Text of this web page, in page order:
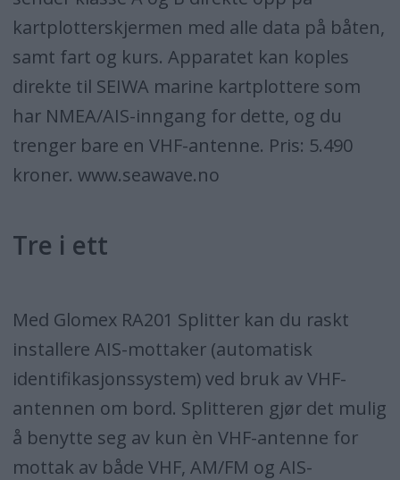
kartplotterskjermen med alle data på båten,
samt fart og kurs. Apparatet kan koples
direkte til SEIWA marine kartplottere som
har NMEA/AIS-inngang for dette, og du
trenger bare en VHF-antenne. Pris: 5.490
kroner. www.seawave.no
Tre i ett
Med Glomex RA201 Splitter kan du raskt
installere AIS-mottaker (automatisk
identifikasjonssystem) ved bruk av VHF-
antennen om bord. Splitteren gjør det mulig
å benytte seg av kun èn VHF-antenne for
mottak av både VHF, AM/FM og AIS-